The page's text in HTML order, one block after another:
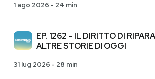
1 ago 2026 - 24 min
EP. 1262 – IL DIRITTO DI
ALTRE STORIE DI OGGI
31 lug 2026 - 28 min